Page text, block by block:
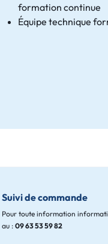
formation continue
Équipe technique
Suivi de commande
Pour toute information
au : 09 63 53 59 82